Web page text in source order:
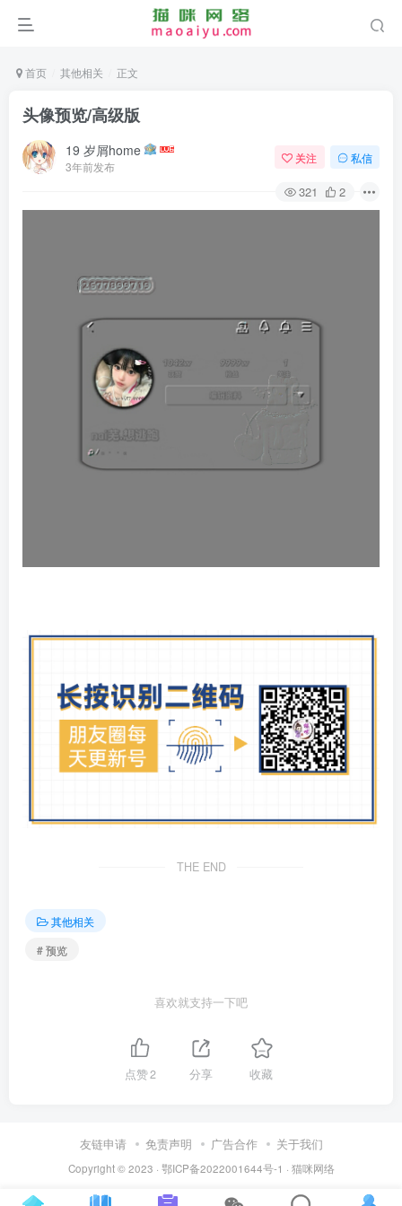
首页 其他相关 正文
头像预览/高级版
19 岁屑home
3年前发布
关注 私信
321 2
THE END
其他相关
# 预览
喜欢就支持一下吧
点赞2 分享 收藏
友链申请 免责声明 广告合作 关于我们
Copyright © 2023 · 鄂ICP备2022001644号-1 · 猫咪网络